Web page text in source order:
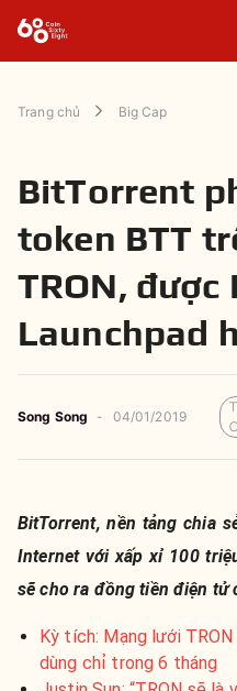
Trang chủ Big Cap
BitTorrent
token BTT
TRON, được
Launchpad
Song Song - 04/01/2019
BitTorrent, nền tảng chia
Internet với xấp xỉ 100
sẽ cho ra đồng tiền điện tử
Kỳ tích: Mạng lưới
dùng chỉ trong 6 tháng